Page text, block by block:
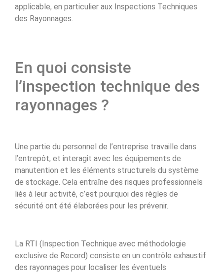
applicable, en particulier aux Inspections Techniques
des Rayonnages.
En quoi consiste
l’inspection technique des
rayonnages ?
Une partie du personnel de l’entreprise travaille dans
l’entrepôt, et interagit avec les équipements de
manutention et les éléments structurels du système
de stockage. Cela entraîne des risques professionnels
liés à leur activité, c’est pourquoi des règles de
sécurité ont été élaborées pour les prévenir.
La RTI (Inspection Technique avec méthodologie
exclusive de Record) consiste en un contrôle exhaustif
des rayonnages pour localiser les éventuels